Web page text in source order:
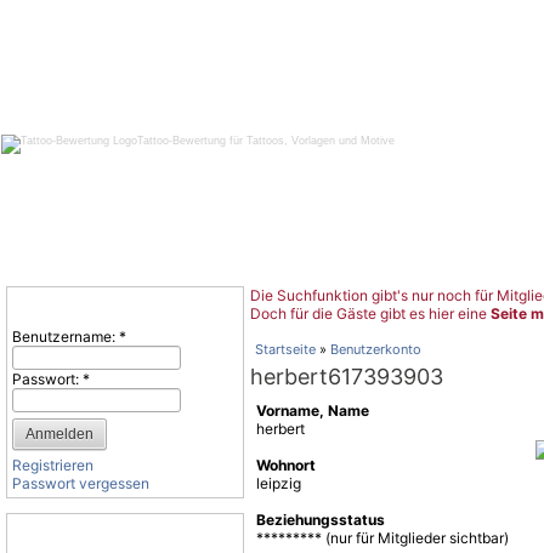
Tattoo-Bewertung für Tattoos, Vorlagen und Motive
Benutzername: *
Passwort: *
Registrieren
Passwort vergessen
Die Suchfunktion gibt's nur noch für
Doch für die Gäste gibt es hier eine Seite
Startseite » Benutzerkonto
herbert617393903
Vorname, Name
herbert
Wohnort
leipzig
Beziehungsstatus
********* (nur für Mitglieder sichtbar)